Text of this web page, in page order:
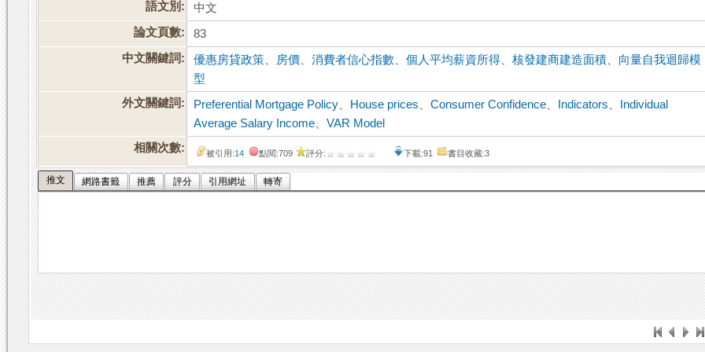
語文別:
中文
論文頁數:
83
中文關鍵詞:
優惠房貸政策 房價 、消費者信心指數 、個人平均薪資所得 、核發建商建造面積
向量自我迴歸模
型
外文關鍵詞:
Preferential Mortgage Policy House prices 、Consumer Confidence Indicators
Individual
Average Salary Income 、VAR Model
相關次數:
被引用:14 點閱:709 評分: 下載:91 書目收藏:3
推文 網路書籤 推薦 評分 引用網址 轉寄